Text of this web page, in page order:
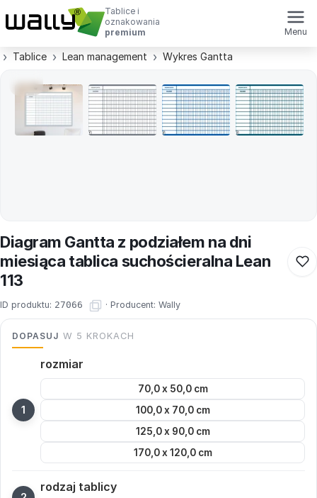
Tablice i
oznakowania
premium
Menu
Tablice Lean management Wykres Gantta
Diagram Gantta z podziałem na dni
miesiąca tablica suchościeralna Lean
113
ID produktu: 27066 · Producent: Wally
DOPASUJ W 5 KROKACH
rozmiar
70,0 x 50,0 cm
100,0 x 70,0 cm
125,0 x 90,0 cm
170,0 x 120,0 cm
rodzaj tablicy